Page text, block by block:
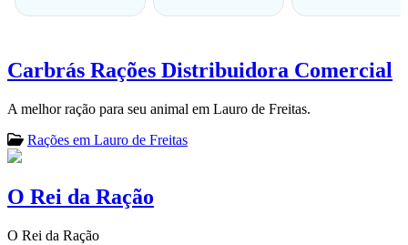
Carbrás Rações Distribuidora Comercial
A melhor ração para seu animal em Lauro de Freitas.
Rações em Lauro de Freitas
O Rei da Ração
O Rei da Ração